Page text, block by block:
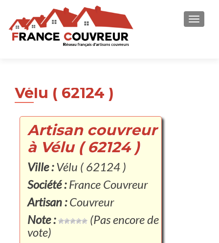
Vélu ( 62124 )
Artisan couvreur
à Vélu ( 62124 )
Ville :Vélu ( 62124 )
Société :France Couvreur
Artisan :Couvreur
Note :
(Pas encore de
vote)